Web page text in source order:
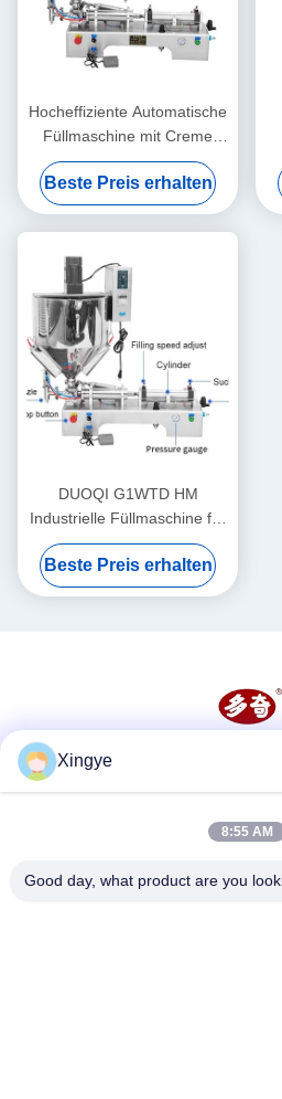
Hocheffiziente Automatische
Füllmaschine mit Creme
Stabiler Betrieb Rostfest
Beste Preis erhalten
DUOQI G1WTD HM
Industrielle Füllmaschine für
dicke Paste mit Heizdampfer
Beste Preis erhalten
Xingye
8:55 AM
Good day, what product are you